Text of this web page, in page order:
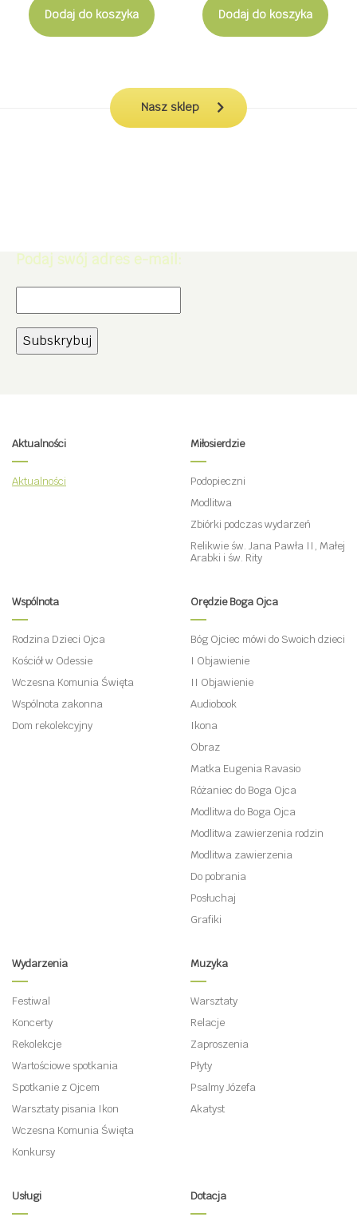
Dodaj do koszyka
wynosiła:
14,99 zł.9,99
Dodaj do koszyka
Nasz sklep
Podaj swój adres e-mail:
Aktualności
Aktualności
Miłosierdzie
Podopieczni
Modlitwa
Zbiórki podczas wydarzeń
Relikwie św. Jana Pawła II, Małej
Arabki i św. Rity
Wspólnota
Rodzina Dzieci Ojca
Kościół w Odessie
Wczesna Komunia Święta
Wspólnota zakonna
Dom rekolekcyjny
Orędzie Boga Ojca
Bóg Ojciec mówi do Swoich dzieci
I Objawienie
II Objawienie
Audiobook
Ikona
Obraz
Matka Eugenia Ravasio
Różaniec do Boga Ojca
Modlitwa do Boga Ojca
Modlitwa zawierzenia rodzin
Modlitwa zawierzenia
Do pobrania
Posłuchaj
Grafiki
Wydarzenia
Festiwal
Koncerty
Rekolekcje
Wartościowe spotkania
Spotkanie z Ojcem
Warsztaty pisania Ikon
Wczesna Komunia Święta
Konkursy
Muzyka
Warsztaty
Relacje
Zaproszenia
Płyty
Psalmy Józefa
Akatyst
Usługi Dotacja